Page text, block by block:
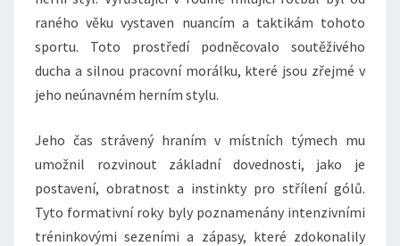
raného věku vystaven nuancím a taktikám tohoto
sportu. Toto prostředí podněcovalo soutěživého
ducha a silnou pracovní morálku, které jsou zřejmé v
jeho neúnavném herním stylu.
Jeho čas strávený hraním v místních týmech mu
umožnil rozvinout základní dovednosti, jako je
postavení, obratnost a instinkty pro střílení gólů.
Tyto formativní roky byly poznamenány intenzivními
tréninkovými sezeními a zápasy, které zdokonalily